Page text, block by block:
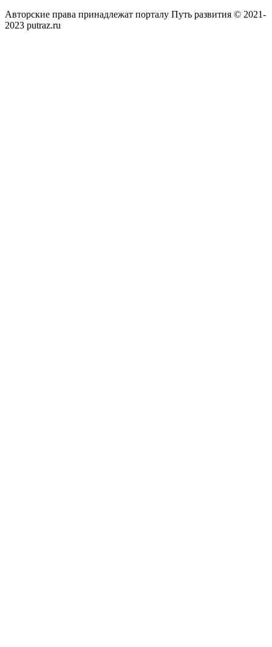
Авторские права принадлежат порталу Путь развития © 2021-
2023 putraz.ru